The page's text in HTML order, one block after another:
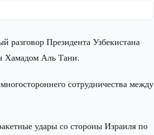
разговор Президента Узбекистана
Хамадом Аль Тани.
сотрудничества между
удары со стороны Израиля по